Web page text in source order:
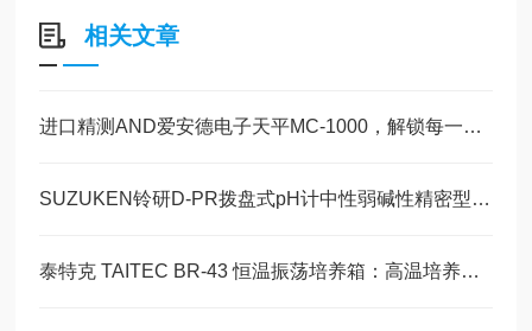
相关文章
进口精测AND爱安德电子天平MC-1000，解锁每一份精准力量
SUZUKEN铃研D-PR拨盘式pH计中性弱碱性精密型玉崎科学原装现货
泰特克 TAITEC BR-43 恒温振荡培养箱：高温培养与细胞驯化的技术解决方案